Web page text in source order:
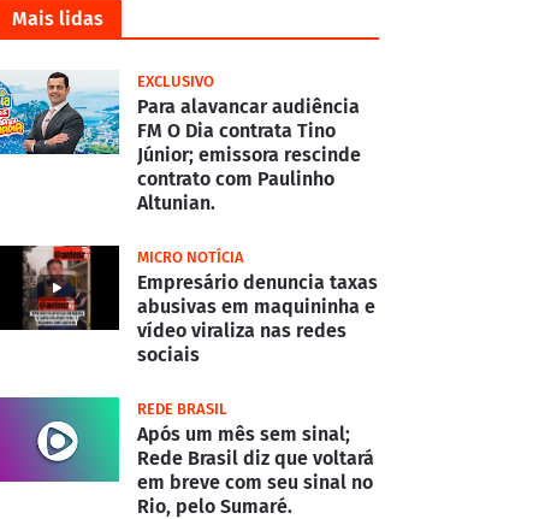
Mais lidas
EXCLUSIVO
Para alavancar audiência
FM O Dia contrata Tino
Júnior; emissora rescinde
contrato com Paulinho
Altunian.
MICRO NOTÍCIA
Empresário denuncia taxas
abusivas em maquininha e
vídeo viraliza nas redes
sociais
REDE BRASIL
Após um mês sem sinal;
Rede Brasil diz que voltará
em breve com seu sinal no
Rio, pelo Sumaré.